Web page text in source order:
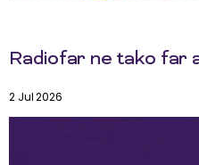
Radiofar ne tako far
2 Jul 2026